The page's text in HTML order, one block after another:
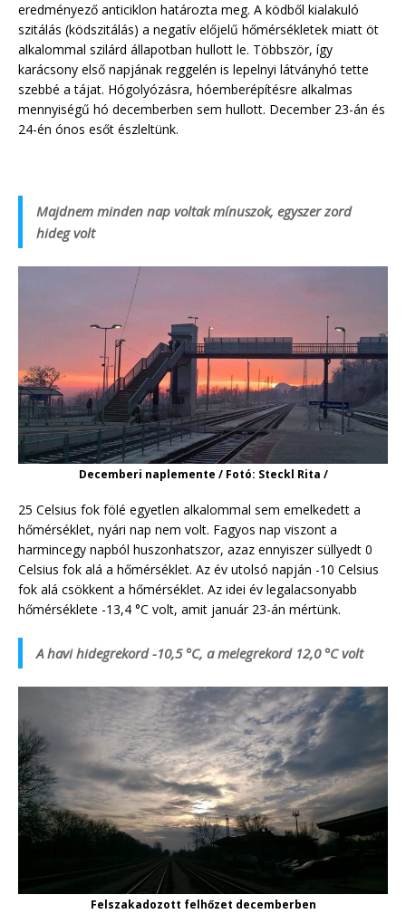
eredményező anticiklon határozta meg. A ködből kialakuló
szitálás (ködszitálás) a negatív előjelű hőmérsékletek miatt öt
alkalommal szilárd állapotban hullott le. Többször, így
karácsony első napjának reggelén is lepelnyi látványhó tette
szebbé a tájat. Hógolyózásra, hóemberépítésre alkalmas
mennyiségű hó decemberben sem hullott. December 23-án és
24-én ónos esőt észleltünk.
Majdnem minden nap voltak mínuszok, egyszer zord
hideg volt
Decemberi naplemente / Fotó: Steckl Rita /
25 Celsius fok fölé egyetlen alkalommal sem emelkedett a
hőmérséklet, nyári nap nem volt. Fagyos nap viszont a
harmincegy napból huszonhatszor, azaz ennyiszer süllyedt 0
Celsius fok alá a hőmérséklet. Az év utolsó napján -10 Celsius
fok alá csökkent a hőmérséklet. Az idei év legalacsonyabb
hőmérséklete -13,4 °C volt, amit január 23-án mértünk.
A havi hidegrekord -10,5 °C, a melegrekord 12,0 °C volt
Felszakadozott felhőzet decemberben